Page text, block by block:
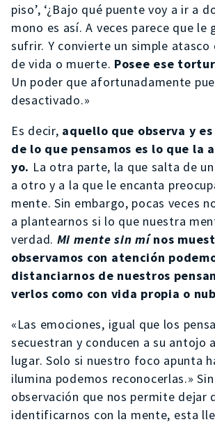
piso’, ‘¿Bajo qué puente voy a ir a
mono es así. A veces parece que le
sufrir. Y convierte un simple atasco
de vida o muerte. Posee ese
Un poder que afortunadamente
desactivado.»
Es decir, aquello que observa y
de lo que pensamos es lo que la
yo. La otra parte, la que salta de
a otro y a la que le encanta
mente. Sin embargo, pocas veces
a plantearnos si lo que nuestra
verdad. Mi mente sin mínos
observamos con atención
distanciarnos de nuestros
verlos como con vida propia o
«Las emociones, igual que los
secuestran y conducen a su antojo
lugar. Solo si nuestro foco apunta
ilumina podemos reconocerlas.»
observación que nos permite dejar
identificarnos con la mente, esta